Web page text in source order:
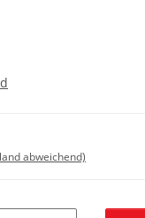
abweichend)